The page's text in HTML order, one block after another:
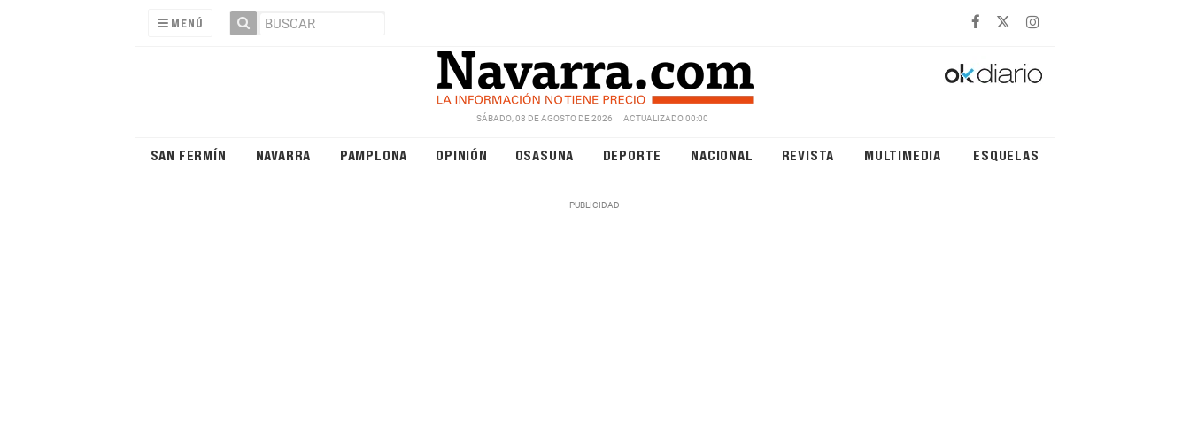
MENÚ
SÁBADO, 08 DE AGOSTO DE 2026 ACTUALIZADO 00:00
SAN FERMÍN NAVARRA PAMPLONA OPINIÓN OSASUNA DEPORTE NACIONAL REVISTA MULTIMEDIA ESQUELAS